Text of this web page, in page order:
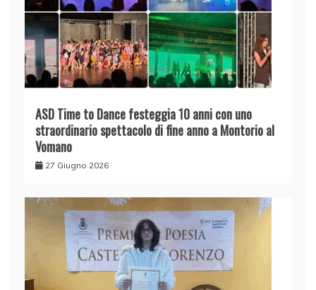
ASD Time to Dance festeggia 10 anni con uno
straordinario spettacolo di fine anno a Montorio al
Vomano
27 Giugno 2026